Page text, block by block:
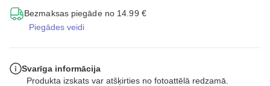
Bezmaksas piegāde no 14.99 €
Piegādes veidi
Svarīga informācija
Produkta izskats var atšķirties no fotoattēlā redzamā.